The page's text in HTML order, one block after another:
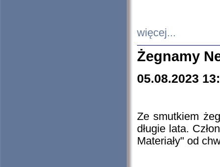
więcej...
Żegnamy
05.08.2023
Ze smutkiem
długie lata.
Materiały" od